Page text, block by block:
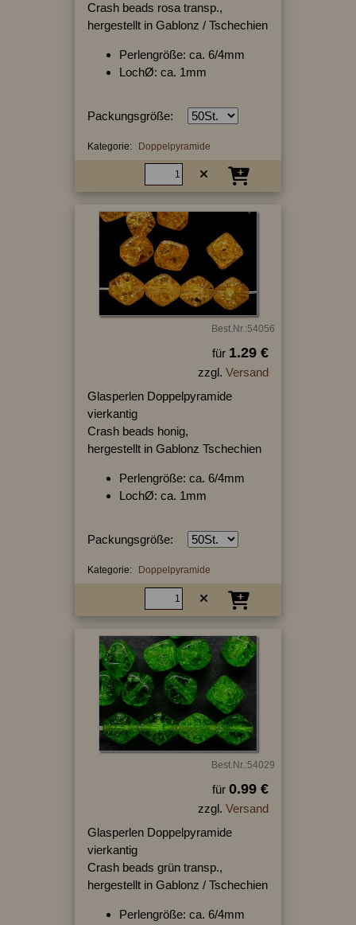
Crash beads rosa transp.,
hergestellt in Gablonz / Tschechien
Perlengröße: ca. 6/4mm
LochØ: ca. 1mm
Packungsgröße:
Kategorie: Doppelpyramide
Best.Nr.:54056
für 1.29 €
zzgl. Versand
Glasperlen Doppelpyramide
vierkantig
Crash beads honig,
hergestellt in Gablonz Tschechien
Perlengröße: ca. 6/4mm
LochØ: ca. 1mm
Packungsgröße:
Kategorie: Doppelpyramide
Best.Nr.:54029
für 0.99 €
zzgl. Versand
Glasperlen Doppelpyramide
vierkantig
Crash beads grün transp.,
hergestellt in Gablonz / Tschechien
Perlengröße: ca. 6/4mm